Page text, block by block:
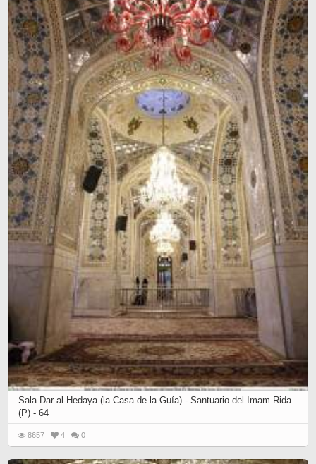
Sala Dar al-Hedaya (la Casa de la Guía) - Santuario del Imam Rida
(P) - 64
8657 4 0